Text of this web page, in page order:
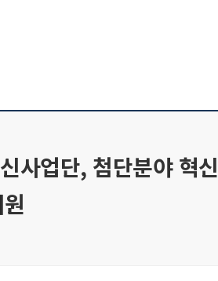
사업단, 첨단분야 혁